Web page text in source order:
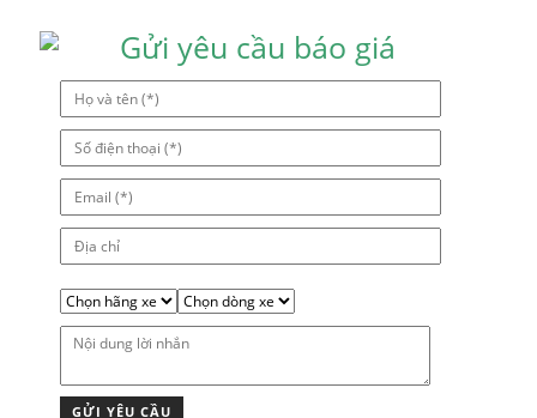
viết
Gửi yêu cầu báo giá